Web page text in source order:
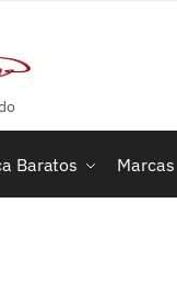
Baratos Marcas